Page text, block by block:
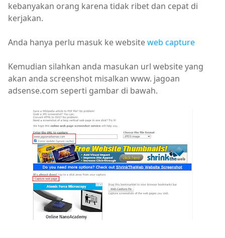
kebanyakan orang karena tidak ribet dan cepat di
kerjakan.
Anda hanya perlu masuk ke websiteweb capture
Kemudian silahkan anda masukan url website yang
akan anda screenshot misalkan www. jagoan
adsense.com seperti gambar di bawah.